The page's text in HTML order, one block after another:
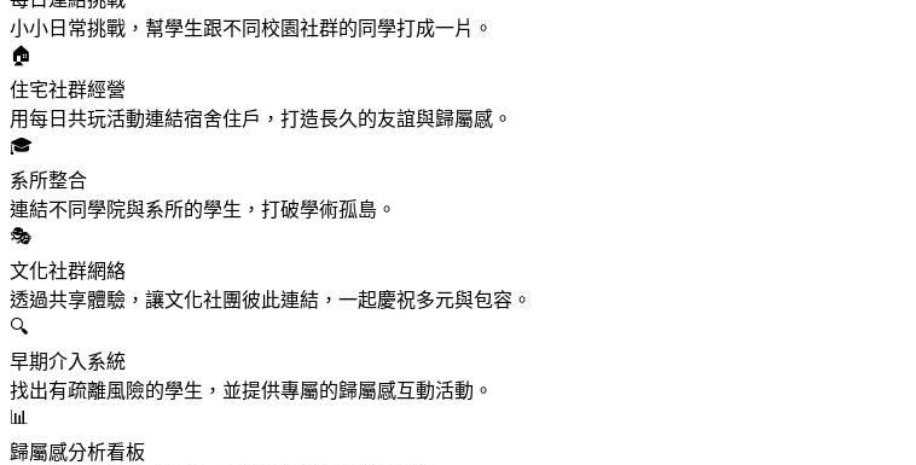
小小日常挑戰，幫學生跟不同校園社群的同學打成一片。
🏠
住宅社群經營
用每日共玩活動連結宿舍住戶，打造長久的友誼與歸屬感。
🎓
系所整合
連結不同學院與系所的學生，打破學術孤島。
🎭
文化社群網絡
透過共享體驗，讓文化社團彼此連結，一起慶祝多元與包容。
🔍
早期介入系統
找出有疏離風險的學生，並提供專屬的歸屬感互動活動。
📊
歸屬感分析看板